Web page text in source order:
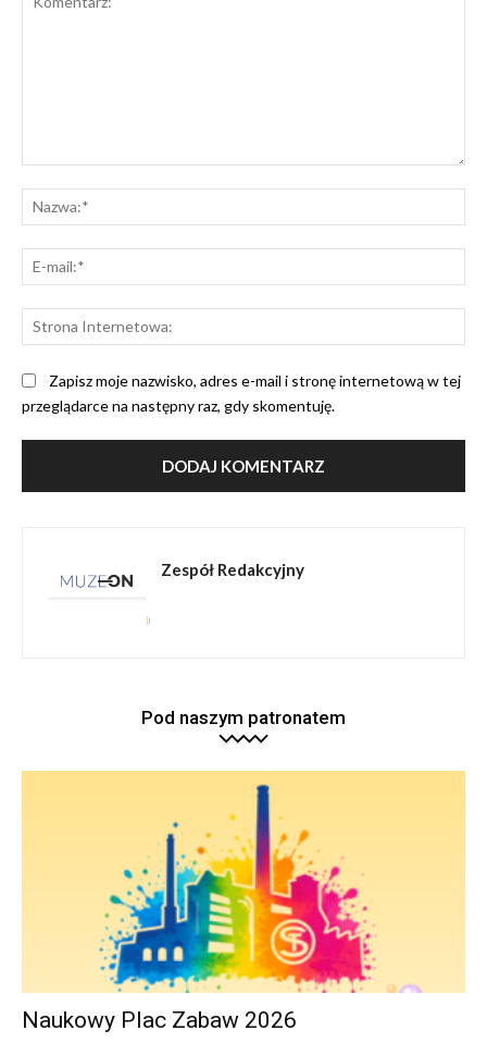
Zapisz moje nazwisko, adres e-mail i stronę internetową w tej
przeglądarce na następny raz, gdy skomentuję.
Zespół Redakcyjny
Pod naszym patronatem
Naukowy Plac Zabaw 2026